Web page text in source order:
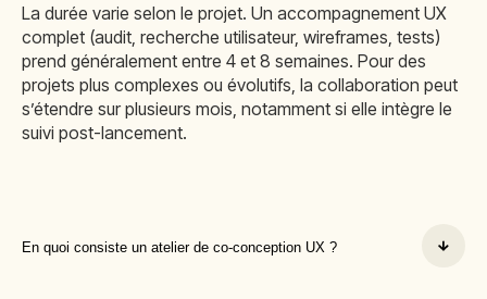
La durée varie selon le projet. Un accompagnement UX
complet (audit, recherche utilisateur, wireframes, tests)
prend généralement entre 4 et 8 semaines. Pour des
projets plus complexes ou évolutifs, la collaboration peut
s’étendre sur plusieurs mois, notamment si elle intègre le
suivi post-lancement.
En quoi consiste un atelier de co-conception UX ?